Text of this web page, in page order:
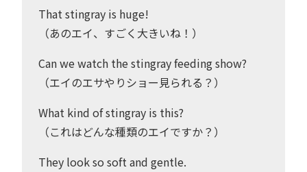
That stingray is huge!
（あのエイ、すごく大きいね！）
Can we watch the stingray feeding show?
（エイのエサやりショー見られる？）
What kind of stingray is this?
（これはどんな種類のエイですか？）
They look so soft and gentle.